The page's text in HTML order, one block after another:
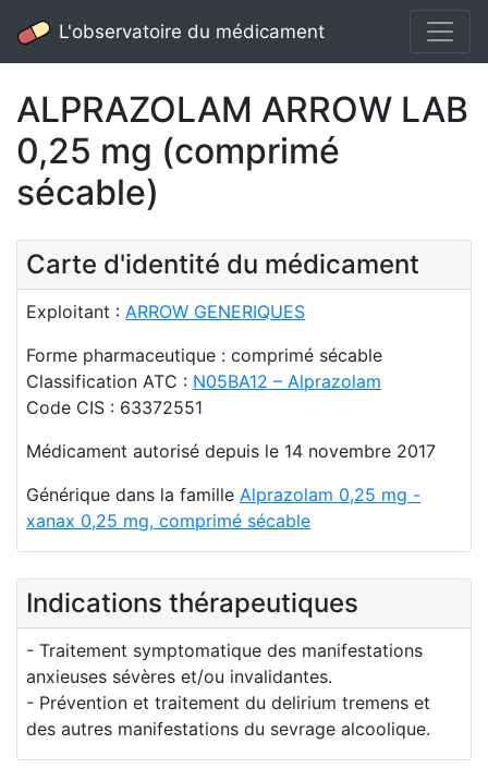
L'observatoire du médicament
ALPRAZOLAM ARROW LAB
0,25 mg (comprimé
sécable)
Carte d'identité du médicament
Exploitant : ARROW GENERIQUES
Forme pharmaceutique : comprimé sécable
Classification ATC : N05BA12 – Alprazolam
Code CIS : 63372551
Médicament autorisé depuis le 14 novembre 2017
Générique dans la famille Alprazolam 0,25 mg -
xanax 0,25 mg, comprimé sécable
Indications thérapeutiques
- Traitement symptomatique des manifestations
anxieuses sévères et/ou invalidantes.
- Prévention et traitement du delirium tremens et
des autres manifestations du sevrage alcoolique.